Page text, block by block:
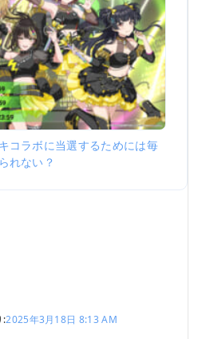
コラボに当選するためには毎
れない？
:2025年3月18日 8:13 AM